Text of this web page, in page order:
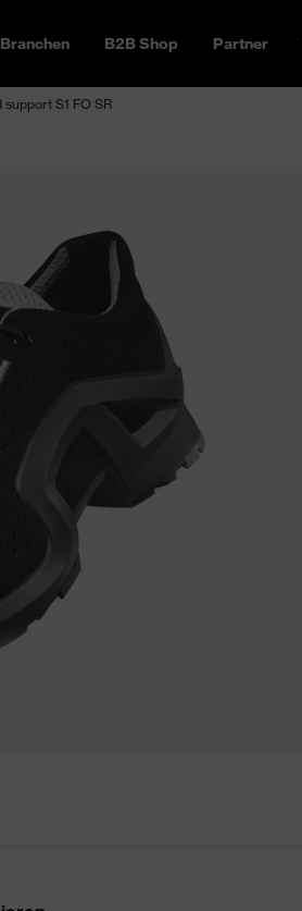
Branchen B2B Shop Partner
S1 FO SR